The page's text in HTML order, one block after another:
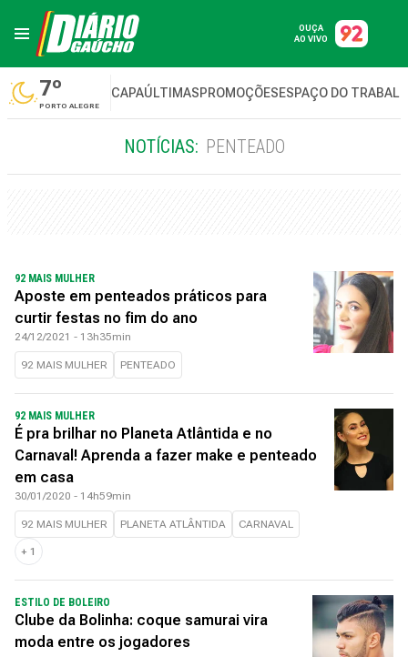
OUÇA
AO VIVO
7º
PORTO ALEGRE
CAPAÚLTIMASPROMOÇÕESESPAÇO DO
NOTÍCIAS: PENTEADO
92 MAIS MULHER
Aposte em penteados práticos para
curtir festas no fim do ano
24/12/2021 - 13h35min
92 MAIS MULHER PENTEADO
92 MAIS MULHER
É pra brilhar no Planeta Atlântida e no
Carnaval! Aprenda a fazer make e penteado
em casa
30/01/2020 - 14h59min
92 MAIS MULHER PLANETA ATLÂNTIDA CARNAVAL
+ 1
ESTILO DE BOLEIRO
Clube da Bolinha: coque samurai vira
moda entre os jogadores